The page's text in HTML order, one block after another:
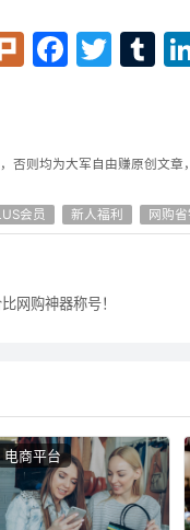
Plur
Face
Twit
Tum
否则均为大军自由赚原创文章
会员 新人福利 网购省
网购神器称号！
电商平台